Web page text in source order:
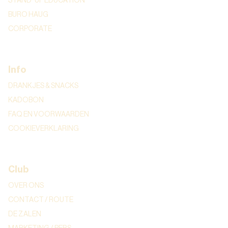
BURO HAUG
CORPORATE
Info
DRANKJES & SNACKS
KADOBON
FAQ EN VOORWAARDEN
COOKIEVERKLARING
Club
OVER ONS
CONTACT / ROUTE
DE ZALEN